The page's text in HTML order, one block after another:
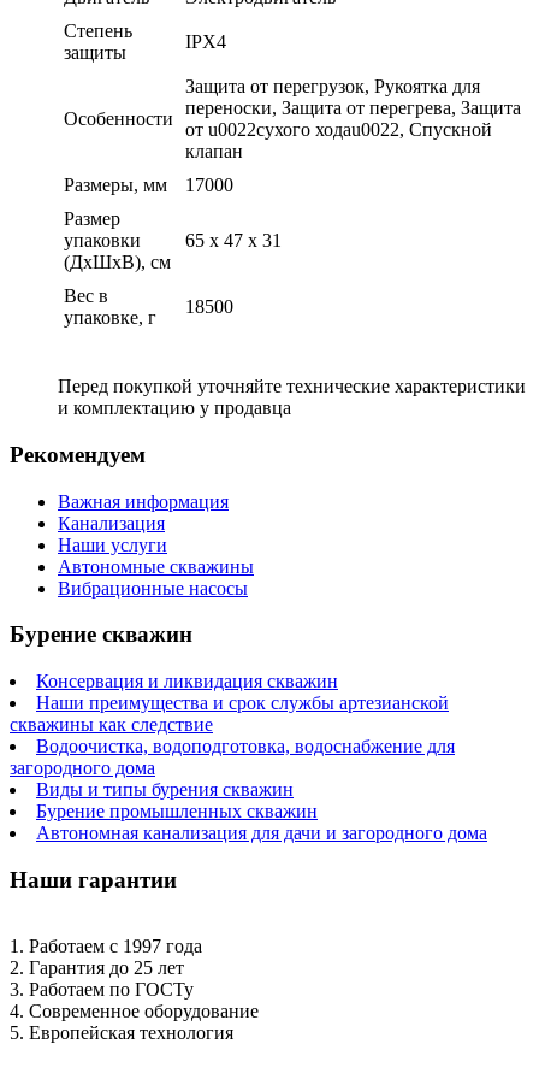
Степень
защиты
IPX4
Особенности
Защита от перегрузок, Рукоятка для
переноски, Защита от перегрева, Защита
от u0022сухого ходаu0022, Спускной
клапан
Размеры, мм
17000
Размер
упаковки
(ДхШхВ), см
65 x 47 x 31
Вес в
упаковке, г
18500
Перед покупкой уточняйте технические характеристики
и комплектацию у продавца
Рекомендуем
Важная информация
Канализация
Наши услуги
Автономные скважины
Вибрационные насосы
Бурение скважин
Консервация и ликвидация скважин
Наши преимущества и срок службы артезианской
скважины как следствие
Водоочистка, водоподготовка, водоснабжение для
загородного дома
Виды и типы бурения скважин
Бурение промышленных скважин
Автономная канализация для дачи и загородного дома
Наши гарантии
1. Работаем с 1997 года
2. Гарантия до 25 лет
3. Работаем по ГОСТу
4. Современное оборудование
5. Европейская технология